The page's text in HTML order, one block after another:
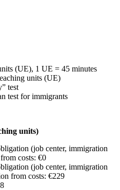
(UE), 1 UE = 45 minutes
units (UE)
test
test for immigrants
units)
(job center, immigration
costs: €0
(job center, immigration
from costs: €229